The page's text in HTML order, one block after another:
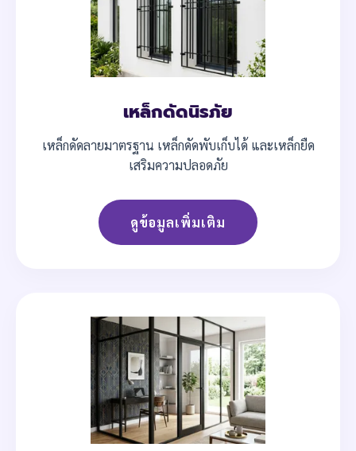
เหล็กดัดนิรภัย
เหล็กดัดลายมาตรฐาน เหล็กดัดพับเก็บได้ และเหล็กยืด
เสริมความปลอดภัย
ดูข้อมูลเพิ่มเติม